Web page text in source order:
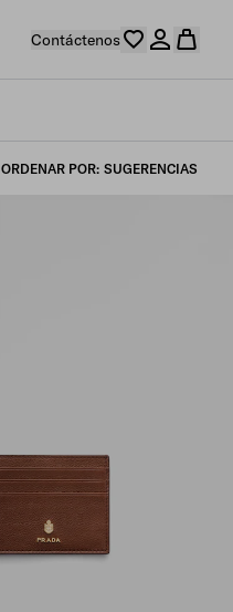
Contáctenos
ORDENAR POR SUGERENCIAS